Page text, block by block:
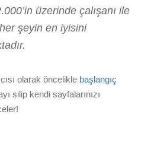
üzerinde çalışanı ile
şeyin en iyisini
olarak öncelikle başlangıç
silip kendi sayfalarınızı